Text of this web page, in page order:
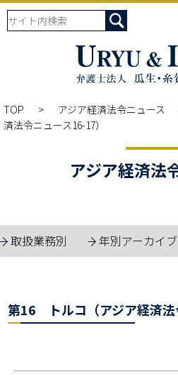
TOP アジア経済法令ニュース
済法令ニュース16-17）
アジア経済法
取扱業務別 年別アーカイブ
第16 トルコ（アジア経済法